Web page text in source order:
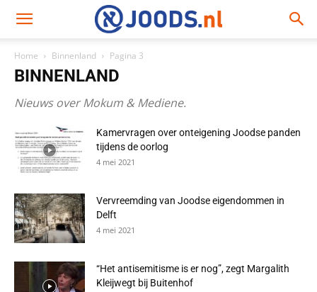
Home Binnenland Pagina 3
BINNENLAND
Nieuws over Mokum & Mediene.
Kamervragen over onteigening Joodse panden
tijdens de oorlog
4 mei 2021
Vervreemding van Joodse eigendommen in
Delft
4 mei 2021
“Het antisemitisme is er nog”, zegt Margalith
Kleijwegt bij Buitenhof